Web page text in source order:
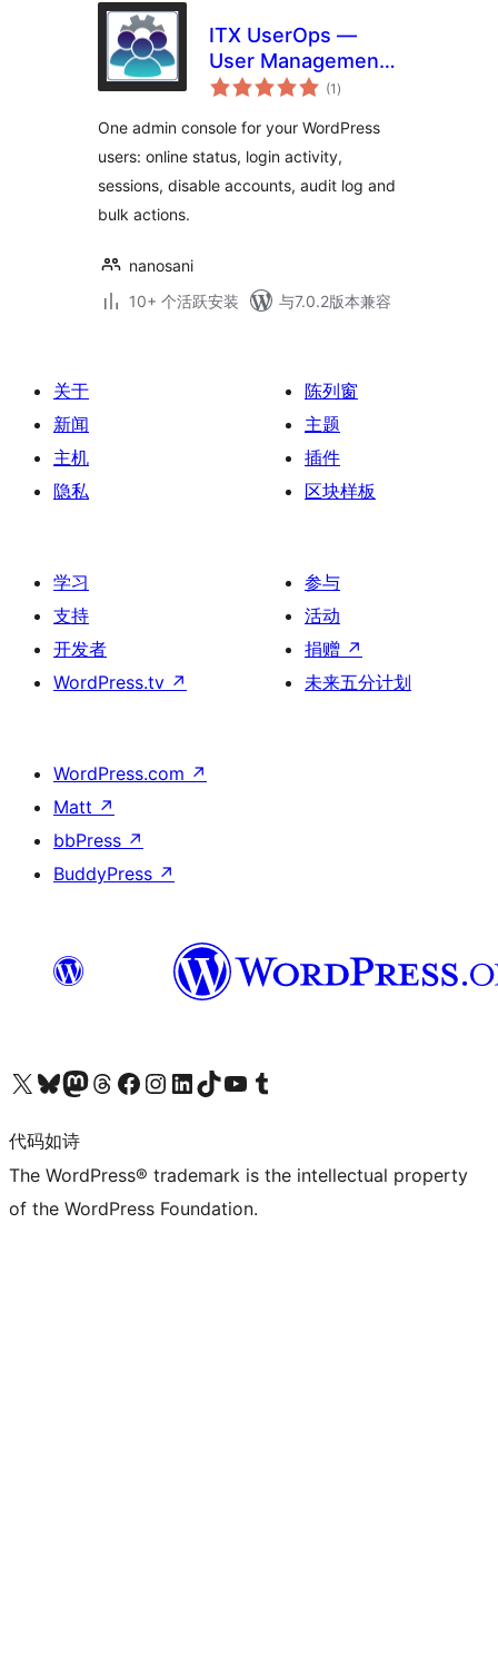
ITX UserOps —
User Management,
Login Activity,
Log
(1 总
评)
One admin console for your WordPress
users: online status, login activity,
sessions, disable accounts, audit log and
bulk actions.
nanosani
10+ 个活跃安装
与7.0.2版本兼容
关于
新闻
主机
隐私
陈列窗
主题
插件
区块样板
学习
支持
开发者
WordPress.tv ↗
参与
活动
捐赠 ↗
未来五分计划
WordPress.com ↗
Matt ↗
bbPress ↗
BuddyPress ↗
关注我们的 X（原 Twitter）账号访问我们的 Bluesky 账号关注我们的 Mastodon 账号访问我们的 Threads 账号 访问我们的 Facebook 公共主页关注我们的 Instagram 账号 关注我们的 LinkedIn 主页访问我们的 TikTok 账号访问我们的 YouTube 频道 访问我们的 Tumblr 账号
代码如诗
The WordPress® trademark is the intellectual property
of the WordPress Foundation.